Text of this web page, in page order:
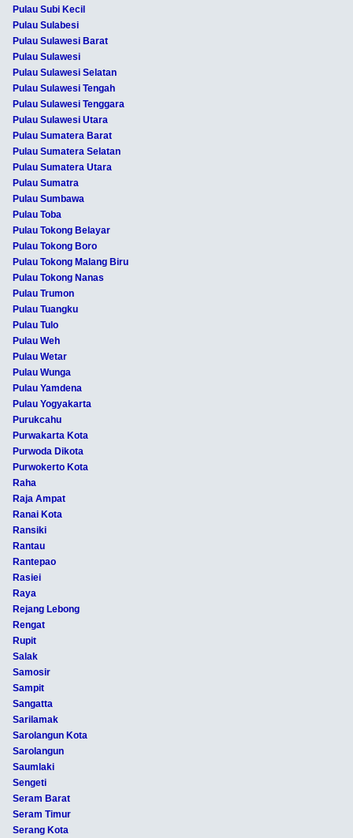
Pulau Subi Kecil
Pulau Sulabesi
Pulau Sulawesi Barat
Pulau Sulawesi
Pulau Sulawesi Selatan
Pulau Sulawesi Tengah
Pulau Sulawesi Tenggara
Pulau Sulawesi Utara
Pulau Sumatera Barat
Pulau Sumatera Selatan
Pulau Sumatera Utara
Pulau Sumatra
Pulau Sumbawa
Pulau Toba
Pulau Tokong Belayar
Pulau Tokong Boro
Pulau Tokong Malang Biru
Pulau Tokong Nanas
Pulau Trumon
Pulau Tuangku
Pulau Tulo
Pulau Weh
Pulau Wetar
Pulau Wunga
Pulau Yamdena
Pulau Yogyakarta
Purukcahu
Purwakarta Kota
Purwoda Dikota
Purwokerto Kota
Raha
Raja Ampat
Ranai Kota
Ransiki
Rantau
Rantepao
Rasiei
Raya
Rejang Lebong
Rengat
Rupit
Salak
Samosir
Sampit
Sangatta
Sarilamak
Sarolangun Kota
Sarolangun
Saumlaki
Sengeti
Seram Barat
Seram Timur
Serang Kota